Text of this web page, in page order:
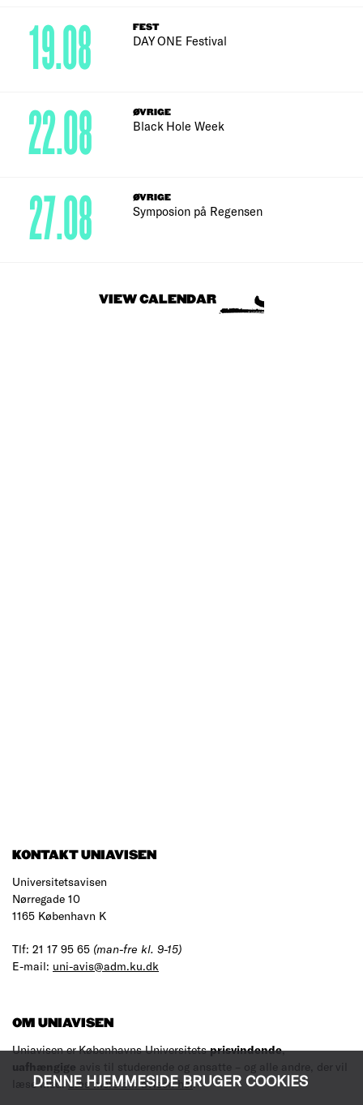
DENNE HJEMMESIDE BRUGER COOKIES
FEST
DAY ONE Festival
19.08
ØVRIGE
Black Hole Week
22.08
ØVRIGE
Symposion på Regensen
27.08
VIEW CALENDAR
KONTAKT UNIAVISEN
Universitetsavisen
Nørregade 10
1165 København K
Tlf: 21 17 95 65 (man-fre kl. 9-15)
E-mail: uni-avis@adm.ku.dk
OM UNIAVISEN
Uniavisen er Københavns Universitetsprisvindende,
uafhængige avis til studerende og ansatte – og alle andre, der vil
læse med.Læs mere om avisen her.